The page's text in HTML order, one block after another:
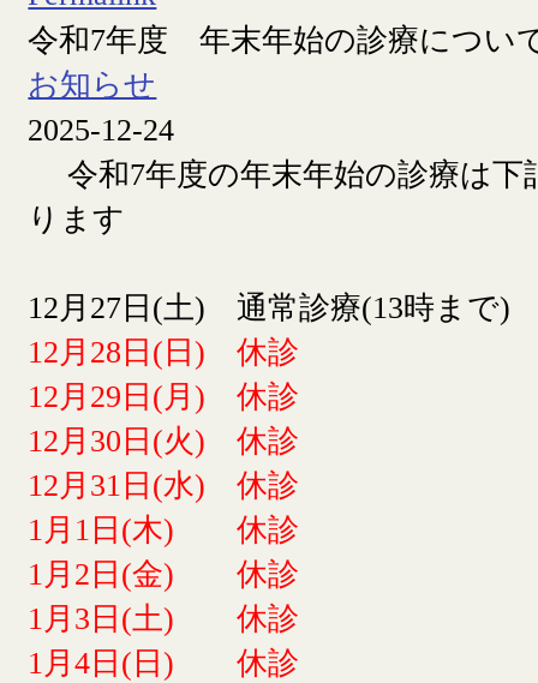
令和7年度 年末年始の診療につい
お知らせ
2025-12-24
令和7年度の年末年始の診療は下
ります
12月27日(土) 通常診療(13時まで)
12月28日(日) 休診
12月29日(月) 休診
12月30日(火) 休診
12月31日(水) 休診
1月1日(木) 休診
1月2日(金) 休診
1月3日(土) 休診
1月4日(日) 休診